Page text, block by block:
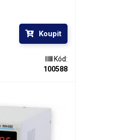
Koupit
Kód:
100588